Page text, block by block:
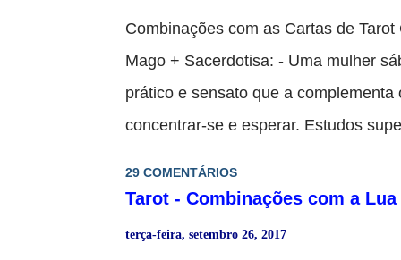
que ajuda a outra a manter o foco. -
no amor​​. - Portas abertas da
cuidado para não se perder em
imprudente e excessivamente
expressa e que finalmente se liberta.
cuidado com suas economias,
Combinações com as Cartas de
Mago + Sacerdotisa: - Uma mulher
prático e sensato que a
concentrar-se e esperar. Estudos
estagnados agora está começando a
29 COMENTÁRIOS
Tarot - Combinações com a Lua
terça-feira, setembro 26, 2017